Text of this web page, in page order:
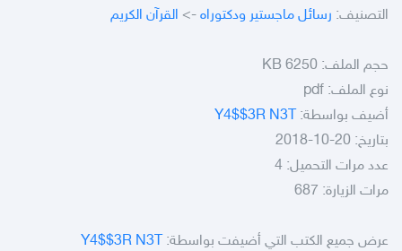
التصنيف: رسائل ماجستير ودكتوراه -> القرآن الكريم
حجم الملف: 6250 KB
نوع الملف: pdf
أضيف بواسطة: Y4$$3R N3T
بتاريخ: 20-10-2018
عدد مرات التحميل: 4
مرات الزيارة: 687
عرض جميع الكتب التي أضيفت بواسطة: Y4$$3R N3T